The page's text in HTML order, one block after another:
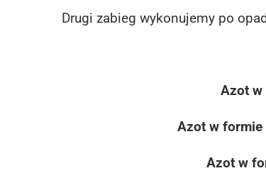
Drugi zabieg wykonujemy po
Azot w
Azot w formie
Azot w